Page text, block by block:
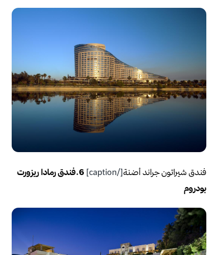
فندق شيراتون جراند أضنة[/caption]
6.فندق رمادا ريزورت
بودروم